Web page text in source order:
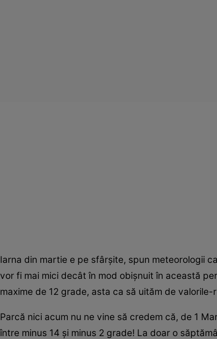
Iarna din martie e pe sfârşite, spun meteorologii
vor fi mai mici decât în mod obişnuit în această
maxime de 12 grade, asta ca să uităm de
Parcă nici acum nu ne vine să credem că, de 1
între minus 14 şi minus 2 grade! La doar o